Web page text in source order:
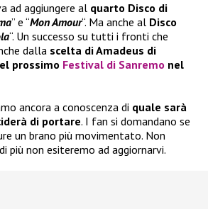
ad aggiungere al quarto Disco di
” e “Mon Amour“. Ma anche al Disco
“. Un successo su tutti i fronti che
dalla scelta di Amadeus di
prossimo Festival di Sanremo nel
ancora a conoscenza di quale sarà
di portare. I fan si domandano se
un brano più movimentato. Non
più non esiteremo ad aggiornarvi.